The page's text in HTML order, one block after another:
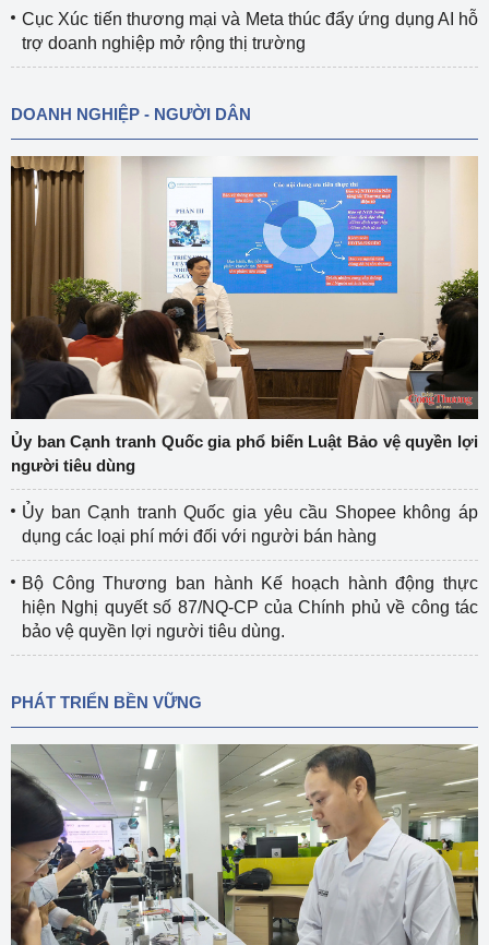
Cục Xúc tiến thương mại và Meta thúc đẩy ứng dụng AI hỗ
trợ doanh nghiệp mở rộng thị trường
DOANH NGHIỆP - NGƯỜI DÂN
Ủy ban Cạnh tranh Quốc gia phổ biến Luật Bảo vệ quyền lợi
người tiêu dùng
Ủy ban Cạnh tranh Quốc gia yêu cầu Shopee không áp
dụng các loại phí mới đối với người bán hàng
Bộ Công Thương ban hành Kế hoạch hành động thực
hiện Nghị quyết số 87/NQ-CP của Chính phủ về công tác
bảo vệ quyền lợi người tiêu dùng.
PHÁT TRIỂN BỀN VỮNG